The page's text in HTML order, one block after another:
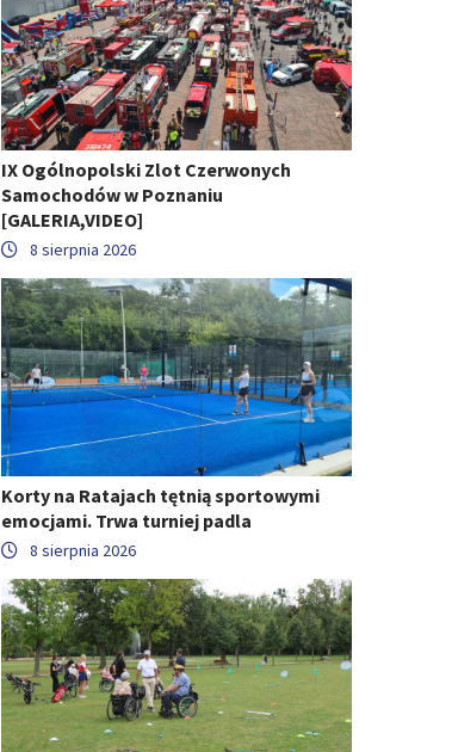
IX Ogólnopolski Zlot Czerwonych
Samochodów w Poznaniu
[GALERIA,VIDEO]
8 sierpnia 2026
Korty na Ratajach tętnią sportowymi
emocjami. Trwa turniej padla
8 sierpnia 2026